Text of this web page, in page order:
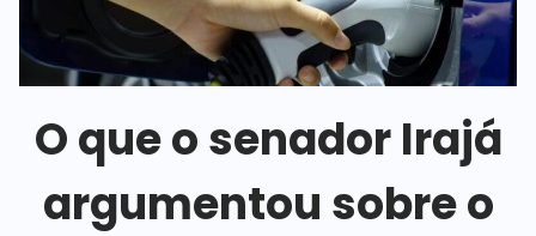
O que o senador Irajá
argumentou sobre o